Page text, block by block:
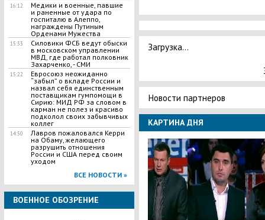
16:12
Медики и военные, павшие
и раненные от удара по
госпиталю в Алеппо,
награждены Путиным
Орденами Мужества
15:33
Силовики ФСБ ведут обыски
в московском управлении
МВД, где работал полковник
Захарченко, - СМИ
15:22
Евросоюз неожиданно
“забыл” о вкладе России и
назвал себя единственным
поставщикам гумпомощи в
Сирию: МИД РФ за словом в
карман не полез и красиво
подколол своих забывчивых
коллег
14:50
Лавров пожаловался Керри
на Обаму, желающего
разрушить отношения
России и США перед своим
уходом
ВСЕ НОВОСТИ »
ВОЕННОЕ ОБОЗРЕНИЕ
Загрузка...
Новости партнеров
КАРТИНА ДНЯ